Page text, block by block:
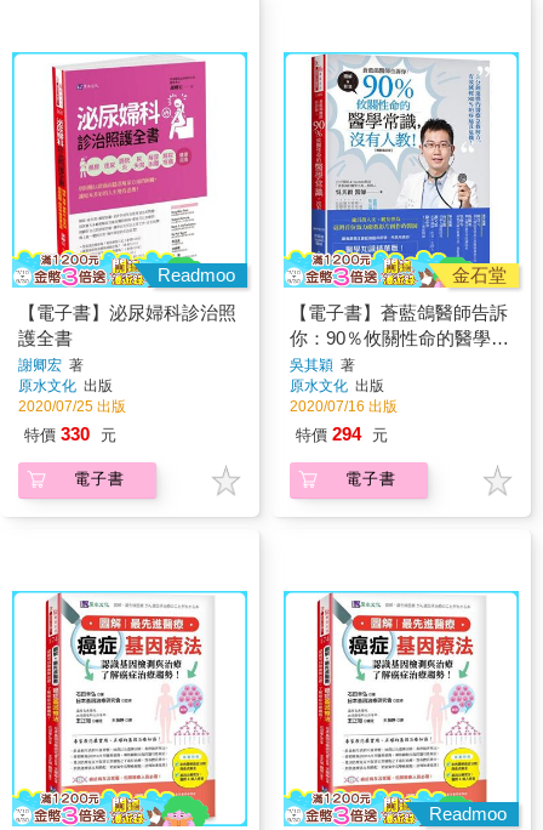
Readmoo
【電子書】泌尿婦科診治照
護全書
謝卿宏 著
原水文化 出版
2020/07/25 出版
特價 330 元
電子書
金石堂
【電子書】蒼藍鴿醫師告訴
你：90％攸關性命的醫學常
識，沒有人教！
吳其穎 著
原水文化 出版
2020/07/16 出版
特價 294 元
電子書
Readmoo